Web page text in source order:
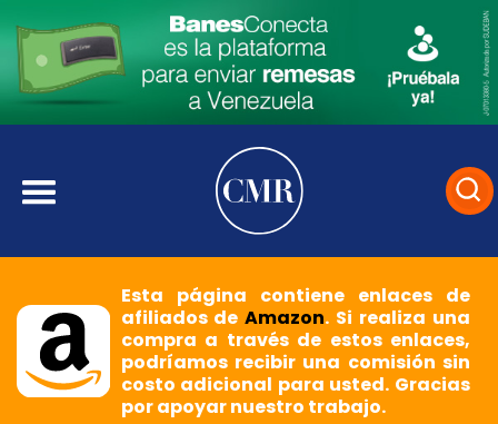
Esta página contiene enlaces de
afiliados deAmazon. Si realiza una
compra a través de estos enlaces,
podríamos recibir una comisión sin
costo adicional para usted. Gracias
por apoyar nuestro trabajo.